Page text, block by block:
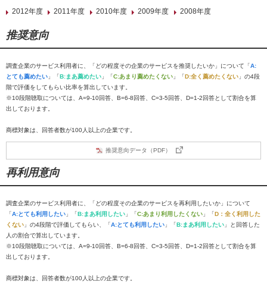
2012年度
2011年度 2010年度 2009年度 2008年度
推奨意向
調査企業のサービス利用者に、「どの程度その企業のサービスを推奨したいか」について「A:
とても薦めたい 」「B:まあ薦めたい 」「C:あまり薦めたくない 」「D:全く薦めたくない 」の4段
階で評価をしてもらい比率を算出しています。
※10段階聴取については、A=9-10回答、B=6-8回答、C=3-5回答、D=1-2回答として割合を算
出しております。
商標対象は、回答者数が100人以上の企業です。
推奨意向データ（PDF）
再利用意向
調査企業のサービス利用者に、「どの程度その企業のサービスを再利用したいか」について
「A:とても利用したい 」「B:まあ利用したい 」「C:あまり利用したくない 」「D：全く利用した
くない 」の4段階で評価してもらい、「A:とても利用したい 」「B:まあ利用したい 」と回答した
人の割合で算出しています。
※10段階聴取については、A=9-10回答、B=6-8回答、C=3-5回答、D=1-2回答として割合を算
出しております。
商標対象は、回答者数が100人以上の企業です。